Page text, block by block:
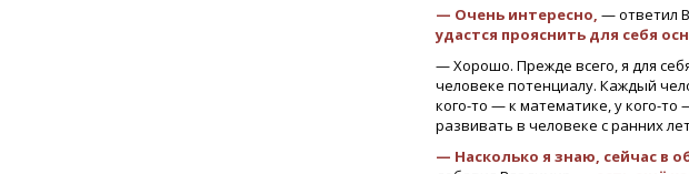
— Очень интересно, — ответил
удастся прояснить для себя
— Хорошо. Прежде всего, я для
человеке потенциалу. Каждый
кого-то — к математике, у кого-
развивать в человеке с ранних
— Насколько я знаю, сейчас в